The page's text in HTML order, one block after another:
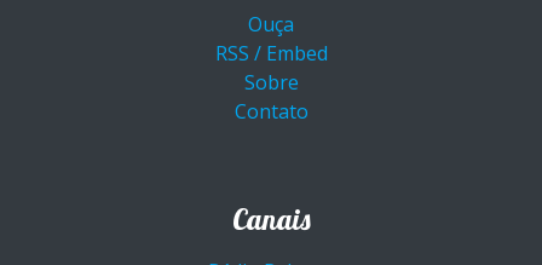
Ouça
RSS / Embed
Sobre
Contato
Canais